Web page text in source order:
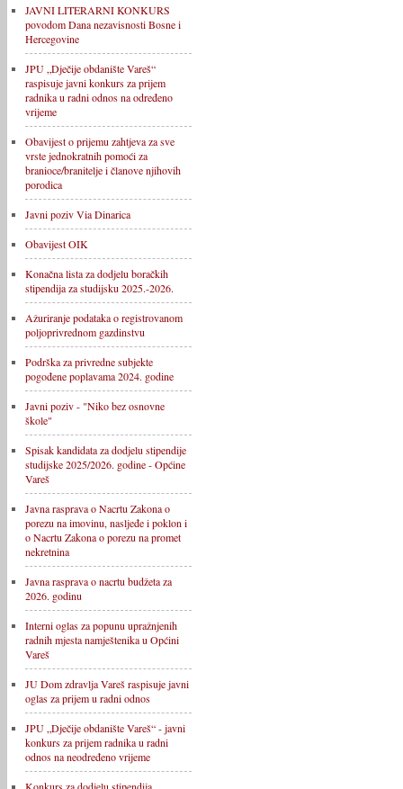
JAVNI LITERARNI KONKURS
povodom Dana nezavisnosti Bosne i
Hercegovine
JPU „Dječije obdanište Vareš“
raspisuje javni konkurs za prijem
radnika u radni odnos na određeno
vrijeme
Obavijest o prijemu zahtjeva za sve
vrste jednokratnih pomoći za
branioce/branitelje i članove njihovih
porodica
Javni poziv Via Dinarica
Obavijest OIK
Konačna lista za dodjelu boračkih
stipendija za studijsku 2025.-2026.
Ažuriranje podataka o registrovanom
poljoprivrednom gazdinstvu
Podrška za privredne subjekte
pogođene poplavama 2024. godine
Javni poziv - "Niko bez osnovne
škole"
Spisak kandidata za dodjelu stipendije
studijske 2025/2026. godine - Općine
Vareš
Javna rasprava o Nacrtu Zakona o
porezu na imovinu, nasljeđe i poklon i
o Nacrtu Zakona o porezu na promet
nekretnina
Javna rasprava o nacrtu budžeta za
2026. godinu
Interni oglas za popunu upražnjenih
radnih mjesta namještenika u Općini
Vareš
JU Dom zdravlja Vareš raspisuje javni
oglas za prijem u radni odnos
JPU „Dječije obdanište Vareš“ - javni
konkurs za prijem radnika u radni
odnos na neodređeno vrijeme